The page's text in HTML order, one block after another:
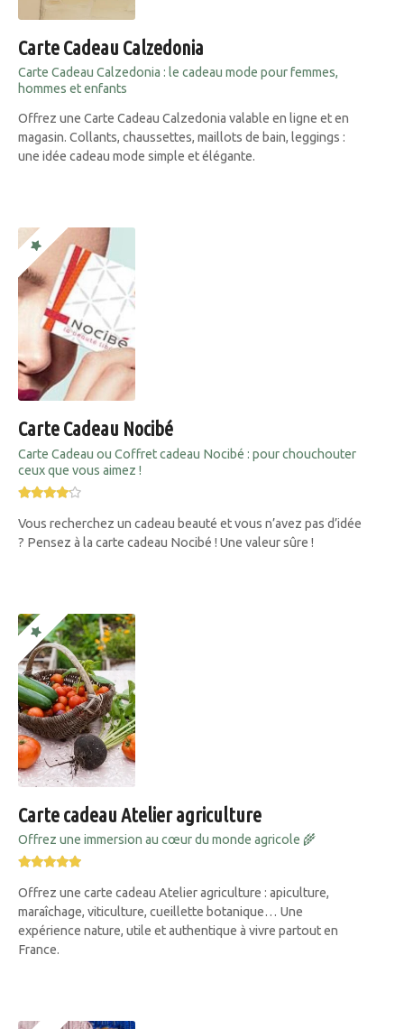
Carte Cadeau Calzedonia
Carte Cadeau Calzedonia : le cadeau mode pour femmes,
hommes et enfants
Offrez une Carte Cadeau Calzedonia valable en ligne et en
magasin. Collants, chaussettes, maillots de bain, leggings :
une idée cadeau mode simple et élégante.
Carte Cadeau Nocibé
Carte Cadeau ou Coffret cadeau Nocibé : pour chouchouter
ceux que vous aimez !
Vous recherchez un cadeau beauté et vous n’avez pas d’idée
? Pensez à la carte cadeau Nocibé ! Une valeur sûre !
Carte cadeau Atelier agriculture
Offrez une immersion au cœur du monde agricole 🌾
Offrez une carte cadeau Atelier agriculture : apiculture,
maraîchage, viticulture, cueillette botanique… Une
expérience nature, utile et authentique à vivre partout en
France.